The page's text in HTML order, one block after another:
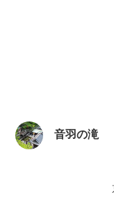
音羽の滝